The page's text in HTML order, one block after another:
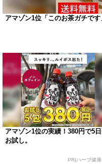
アマゾン1位「このお茶ガチで
アマゾン1位の実績！380円で5日
お試し。
PR(ハーブ健